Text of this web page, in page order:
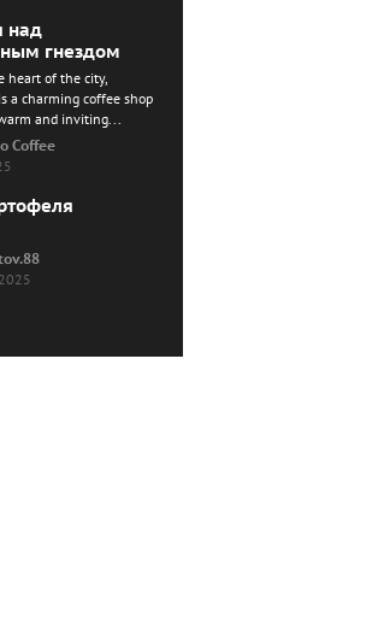
над
гнездом
heart of the city,
a charming coffee shop
and inviting...
Coffee